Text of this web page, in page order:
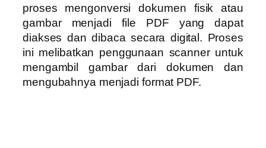
proses mengonversi dokumen fisik atau
gambar menjadi file PDF yang dapat
diakses dan dibaca secara digital. Proses
ini melibatkan penggunaan scanner untuk
mengambil gambar dari dokumen dan
mengubahnya menjadi format PDF.